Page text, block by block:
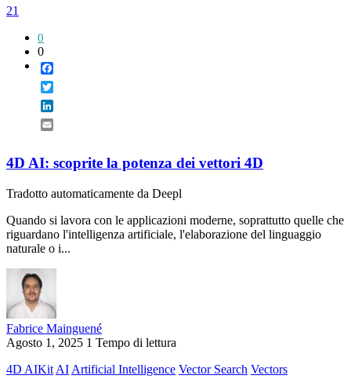
21
0
0
4D AI: scoprite la potenza dei vettori 4D
Tradotto automaticamente da Deepl
Quando si lavora con le applicazioni moderne, soprattutto quelle che
riguardano l'intelligenza artificiale, l'elaborazione del linguaggio
naturale o i...
Fabrice Mainguené
Agosto 1, 2025 1 Tempo di lettura
4D AIKit AI Artificial Intelligence Vector Search Vectors